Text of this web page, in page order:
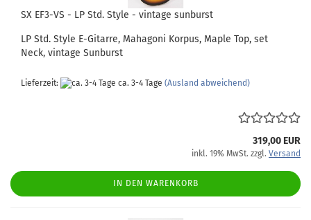
SX EF3-VS - LP Std. Style - vintage sunburst
LP Std. Style E-Gitarre, Mahagoni Korpus, Maple Top, set
Neck, vintage Sunburst
Lieferzeit: ca. 3-4 Tage (Ausland abweichend)
319,00 EUR
inkl. 19% MwSt. zzgl. Versand
IN DEN WARENKORB